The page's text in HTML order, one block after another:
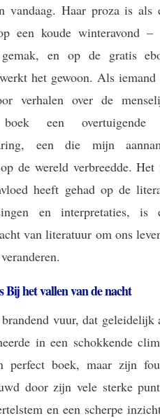
vandaag. Haar proza is als
een koude winteravond –
en op de gratis
het gewoon. Als iemand
verhalen over de
een overtuigende
een die mijn
de wereld verbreedde. Het
heeft gehad op de
en interpretaties, is
van literatuur om ons
het vallen van de nacht
vuur, dat geleidelijk
in een schokkende
perfect boek, maar zijn
door zijn vele sterke
en een scherpe